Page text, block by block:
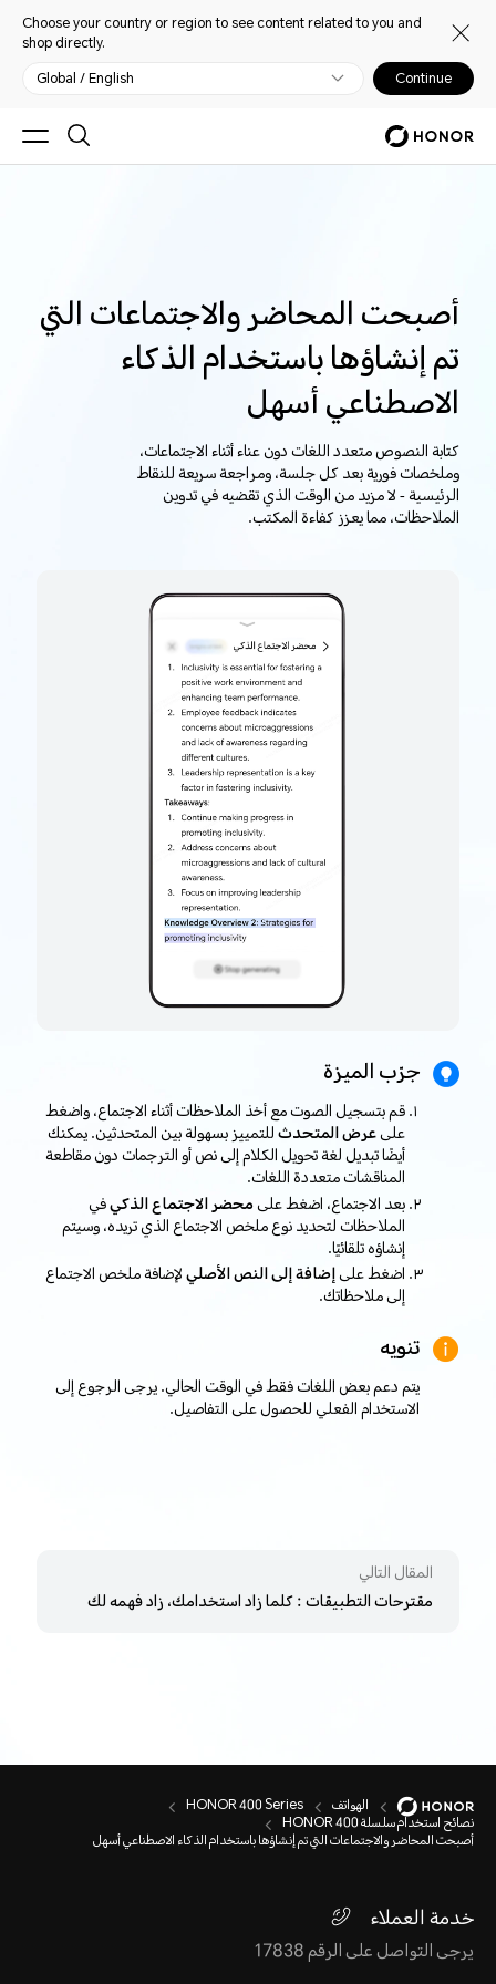
Choose your country or region to see content related to you and
shop directly.
Global / English Continue
أصبحت المحاضر والاجتماعات التي
تم إنشاؤها باستخدام الذكاء
الاصطناعي أسهل
كتابة النصوص متعدد اللغات دون عناء أثناء الاجتماعات،
وملخصات فورية بعد كل جلسة، ومراجعة سريعة للنقاط
الرئيسية - لا مزيد من الوقت الذي تقضيه في تدوين
الملاحظات، مما يعزز كفاءة المكتب.
جرّب الميزة
قم بتسجيل الصوت مع أخذ الملاحظات أثناء الاجتماع، واضغط
علىعرض المتحدثللتمييز بسهولة بين المتحدثين. يمكنك
أيضًا تبديل لغة تحويل الكلام إلى نص أو الترجمات دون مقاطعة
المناقشات متعددة اللغات.
بعد الاجتماع، اضغط علىمحضر الاجتماع الذكيفي
الملاحظات لتحديد نوع ملخص الاجتماع الذي تريده، وسيتم
إنشاؤه تلقائيًا.
اضغط علىإضافة إلى النص الأصليلإضافة ملخص الاجتماع
إلى ملاحظاتك.
تنويه
يتم دعم بعض اللغات فقط في الوقت الحالي. يرجى الرجوع إلى
الاستخدام الفعلي للحصول على التفاصيل.
المقال التالي
مقترحات التطبيقات : كلما زاد استخدامك، زاد فهمه لك
الهواتف HONOR 400 Series
نصائح استخدام سلسلة HONOR 400
أصبحت المحاضر والاجتماعات التي تم إنشاؤها باستخدام الذكاء الاصطناعي أسهل
خدمة العملاء
يرجى التواصل على الرقم 17838